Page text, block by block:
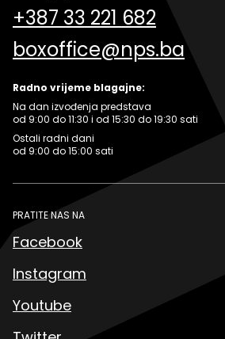
+387 33 221 682
boxoffice@nps.ba
Radno vrijeme blagajne:
Na dan izvođenja predstava
od 9:00 do 11:30 i od 15:30 do 19:30 sati
Ostali radni dani
od 9:00 do 15:00 sati
PRATITE NAS NA
Facebook
Instagram
Youtube